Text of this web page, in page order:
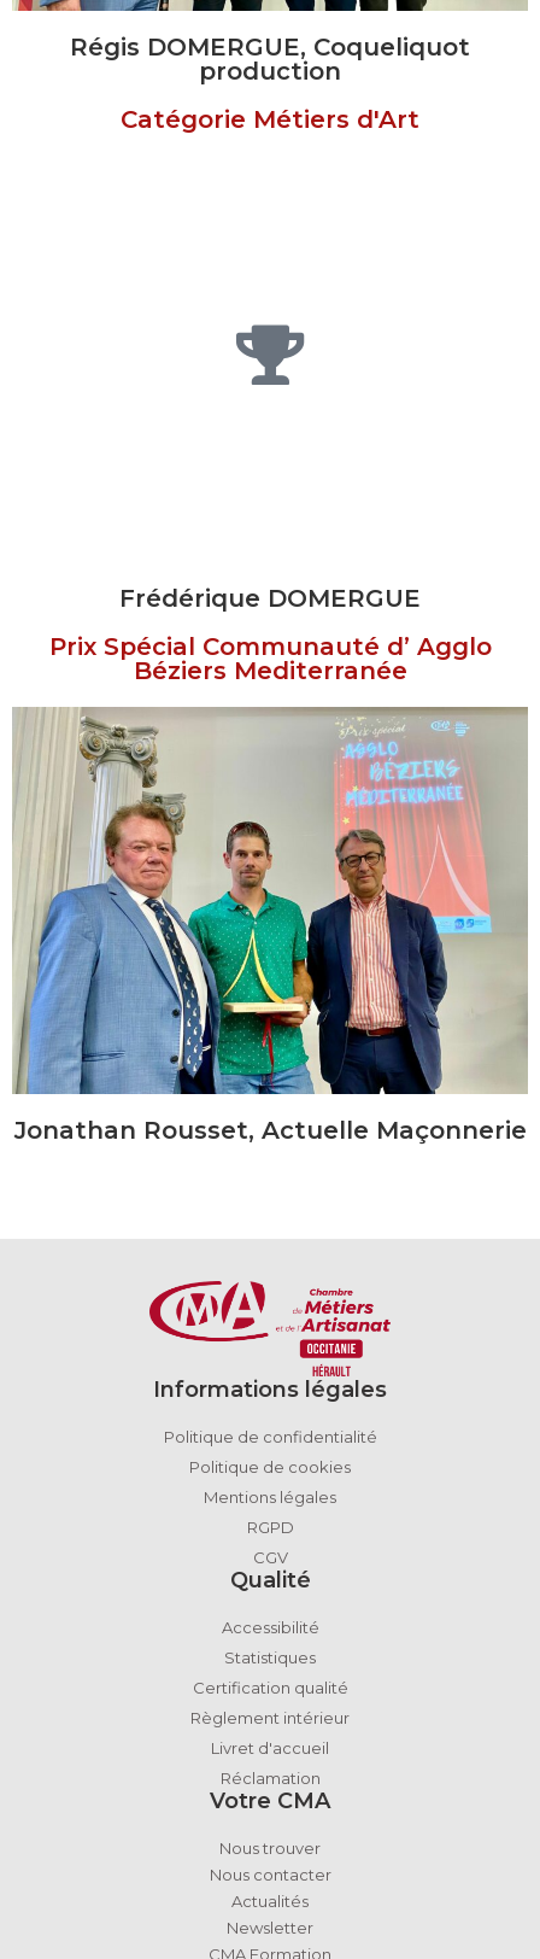
Régis DOMERGUE, Coqueliquot
production
Catégorie Métiers d'Art
Frédérique DOMERGUE
Prix Spécial Communauté d’ Agglo
Béziers Mediterranée
Jonathan Rousset, Actuelle Maçonnerie
Informations légales
Politique de confidentialité
Politique de cookies
Mentions légales
RGPD
CGV
Qualité
Accessibilité
Statistiques
Certification qualité
Règlement intérieur
Livret d'accueil
Réclamation
Votre CMA
Nous trouver
Nous contacter
Actualités
Newsletter
CMA Formation